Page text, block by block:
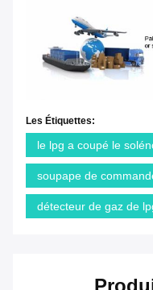
Les Étiquettes:
le lpg a coupé le
soupape de
détecteur de gaz de